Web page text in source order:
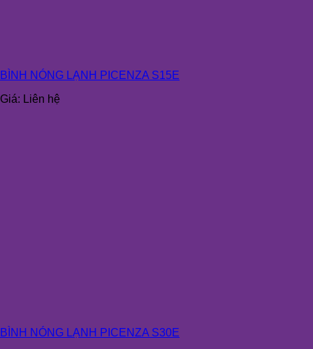
BÌNH NÓNG LẠNH PICENZA S15E
Giá: Liên hệ
BÌNH NÓNG LẠNH PICENZA S30E